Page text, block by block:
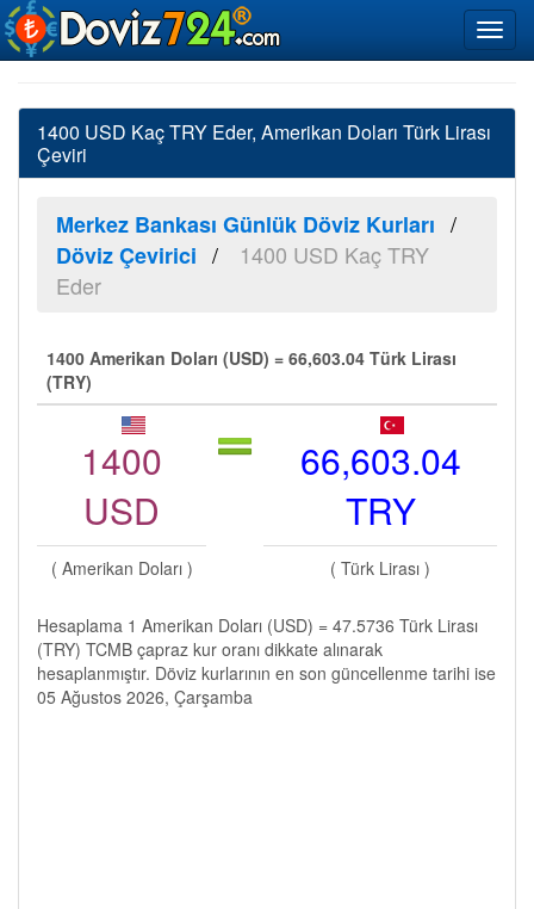
1400 USD Kaç TRY Eder, Amerikan Doları Türk Lirası
Çeviri
Merkez Bankası Günlük Döviz Kurları
Döviz Çevirici
1400 USD Kaç TRY
Eder
1400 Amerikan Doları (USD) = 66,603.04 Türk Lirası
(TRY)
1400
USD
66,603.04
TRY
( Amerikan Doları ) ( Türk Lirası )
Hesaplama 1 Amerikan Doları (USD) = 47.5736 Türk Lirası
(TRY) TCMB çapraz kur oranı dikkate alınarak
hesaplanmıştır. Döviz kurlarının en son güncellenme tarihi ise
05 Ağustos 2026, Çarşamba